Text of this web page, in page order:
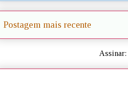
Postagem mais recente
Assinar: